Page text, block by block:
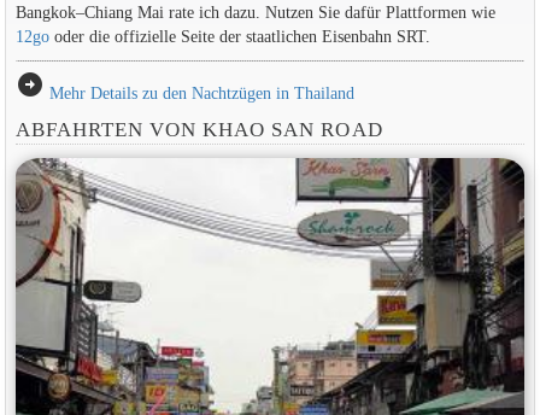
Bangkok–Chiang Mai rate ich dazu. Nutzen Sie dafür Plattformen wie
12gooder die offizielle Seite der staatlichen Eisenbahn SRT.
arrow_circle_right Mehr Details zu den Nachtzügen in Thailand
ABFAHRTEN VON KHAO SAN ROAD